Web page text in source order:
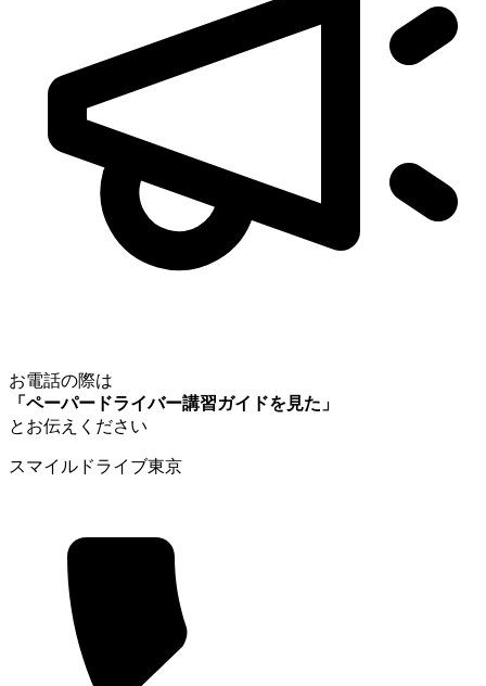
お電話の際は
「ペーパードライバー講習ガイドを見た」
とお伝えください
スマイルドライブ東京